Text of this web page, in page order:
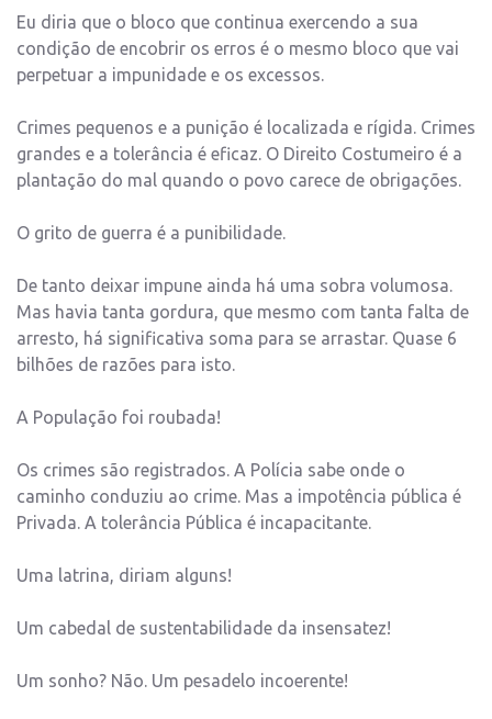
Eu diria que o bloco que continua exercendo a sua
condição de encobrir os erros é o mesmo bloco que vai
perpetuar a impunidade e os excessos.
Crimes pequenos e a punição é localizada e rígida. Crimes
grandes e a tolerância é eficaz. O Direito Costumeiro é a
plantação do mal quando o povo carece de obrigações.
O grito de guerra é a punibilidade.
De tanto deixar impune ainda há uma sobra volumosa.
Mas havia tanta gordura, que mesmo com tanta falta de
arresto, há significativa soma para se arrastar. Quase 6
bilhões de razões para isto.
A População foi roubada!
Os crimes são registrados. A Polícia sabe onde o
caminho conduziu ao crime. Mas a impotência pública é
Privada. A tolerância Pública é incapacitante.
Uma latrina, diriam alguns!
Um cabedal de sustentabilidade da insensatez!
Um sonho? Não. Um pesadelo incoerente!